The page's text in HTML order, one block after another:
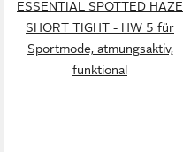
ESSENTIAL SPOTTED HAZE
SHORT TIGHT - HW 5 für
Sportmode, atmungsaktiv,
funktional